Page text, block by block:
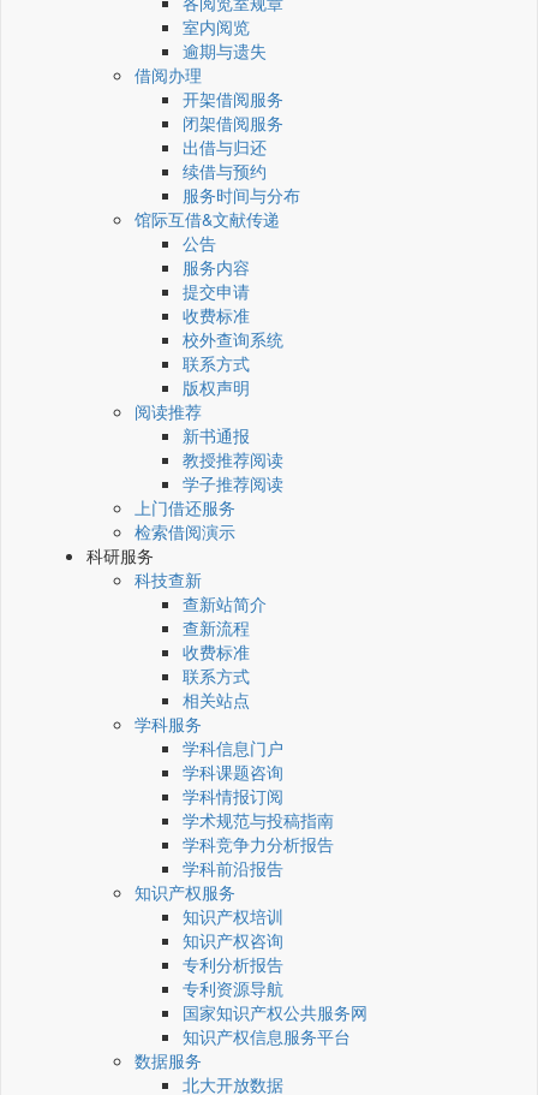
室内阅览
逾期与遗失
借阅办理
开架借阅服务
闭架借阅服务
出借与归还
续借与预约
服务时间与分布
馆际互借&文献传递
公告
服务内容
提交申请
收费标准
校外查询系统
联系方式
版权声明
阅读推荐
新书通报
教授推荐阅读
学子推荐阅读
上门借还服务
检索借阅演示
科研服务
科技查新
查新站简介
查新流程
收费标准
联系方式
相关站点
学科服务
学科信息门户
学科课题咨询
学科情报订阅
学术规范与投稿指南
学科竞争力分析报告
学科前沿报告
知识产权服务
知识产权培训
知识产权咨询
专利分析报告
专利资源导航
国家知识产权公共服务网
知识产权信息服务平台
数据服务
北大开放数据